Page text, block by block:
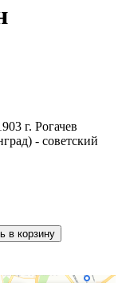
г. Рогачев
- советский